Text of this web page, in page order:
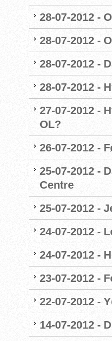
28-07-2012 -
28-07-2012 -
28-07-2012 -
28-07-2012 -
27-07-2012 -
OL?
26-07-2012 -
25-07-2012 -
Centre
25-07-2012 -
24-07-2012 -
24-07-2012 -
23-07-2012 -
22-07-2012 -
14-07-2012 -